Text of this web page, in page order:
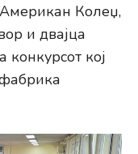
Колеџ,
и двајца
кој